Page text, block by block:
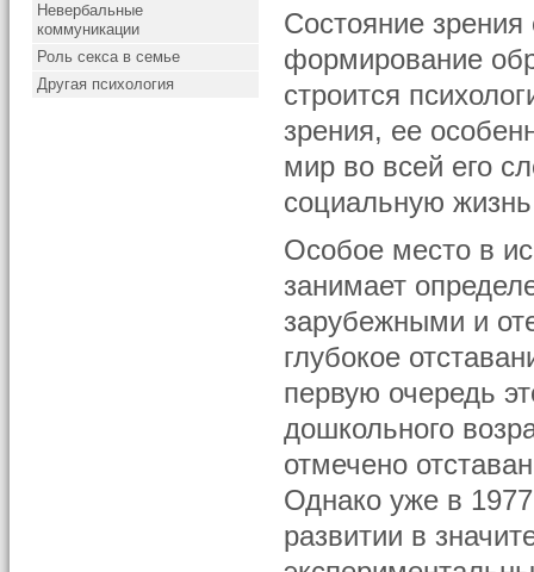
Невербальные
коммуникации
Роль секса в семье
Другая психология
Состояние зрения
формирование
строится
зрения, ее
мир во всей его
социальную
Особое место в
занимает
зарубежными и
глубокое
первую очередь
дошкольного
отмечено
Однако уже в
развитии в